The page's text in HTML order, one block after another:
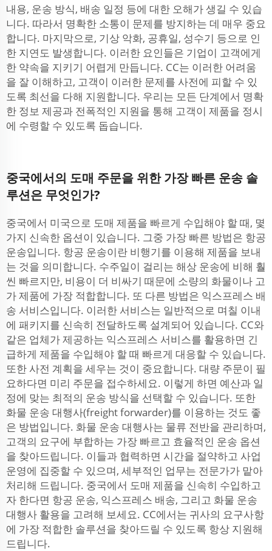
내용, 운송 방식, 배송 일정 등에 대한 오해가 생길 수 있습
니다. 따라서 명확한 소통이 문제를 방지하는 데 매우 중요
합니다. 마지막으로, 기상 악화, 공휴일, 성수기 등으로 인
한 지연도 발생합니다. 이러한 요인들은 기업이 고객에게
한 약속을 지키기 어렵게 만듭니다. CC는 이러한 어려움
을 잘 이해하고, 고객이 이러한 문제를 사전에 피할 수 있
도록 최선을 다해 지원합니다. 우리는 모든 단계에서 명확
한 정보 제공과 전폭적인 지원을 통해 고객이 제품을 정시
에 수령할 수 있도록 돕습니다.
중국에서의 도매 주문을 위한 가장 빠른 운송 솔
루션은 무엇인가?
중국에서 미국으로 도매 제품을 빠르게 수입해야 할 때, 몇
가지 신속한 옵션이 있습니다. 그중 가장 빠른 방법은 항공
운송입니다. 항공 운송이란 비행기를 이용해 제품을 보내
는 것을 의미합니다. 수주일이 걸리는 해상 운송에 비해 훨
씬 빠르지만, 비용이 더 비싸기 때문에 소량의 화물이나 고
가 제품에 가장 적합합니다. 또 다른 방법은 익스프레스 배
송 서비스입니다. 이러한 서비스는 일반적으로 며칠 이내
에 패키지를 신속히 전달하도록 설계되어 있습니다. CC와
같은 업체가 제공하는 익스프레스 서비스를 활용하면 긴
급하게 제품을 수입해야 할 때 빠르게 대응할 수 있습니다.
또한 사전 계획을 세우는 것이 중요합니다. 대량 주문이 필
요하다면 미리 주문을 접수하세요. 이렇게 하면 예산과 일
정에 맞는 최적의 운송 방식을 선택할 수 있습니다. 또한
화물 운송 대행사(freight forwarder)를 이용하는 것도 좋
은 방법입니다. 화물 운송 대행사는 물류 전반을 관리하며,
고객의 요구에 부합하는 가장 빠르고 효율적인 운송 옵션
을 찾아드립니다. 이들과 협력하면 시간을 절약하고 사업
운영에 집중할 수 있으며, 세부적인 업무는 전문가가 맡아
처리해 드립니다. 중국에서 도매 제품을 신속히 수입하고
자 한다면 항공 운송, 익스프레스 배송, 그리고 화물 운송
대행사 활용을 고려해 보세요. CC에서는 귀사의 요구사항
에 가장 적합한 솔루션을 찾아드릴 수 있도록 항상 지원해
드립니다.